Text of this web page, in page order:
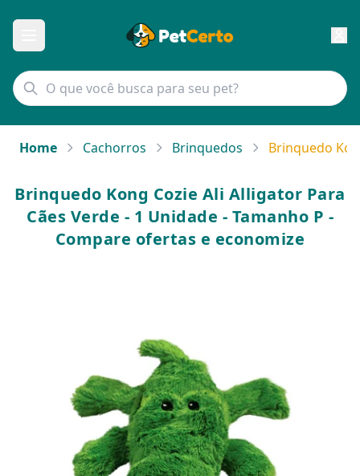
Home Cachorros Brinquedos Brinquedo
Brinquedo Kong Cozie Ali Alligator Para
Cães Verde - 1 Unidade - Tamanho P -
Compare ofertas e economize